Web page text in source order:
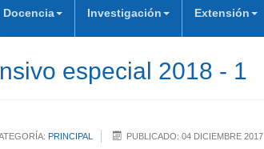
Docencia Investigación Extensión
especial 2018 - 1
PRINCIPAL PUBLICADO: 04 DICIEMBRE 2017